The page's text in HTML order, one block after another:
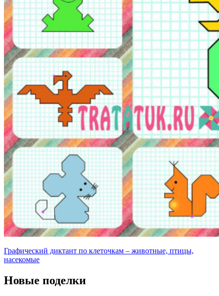
Графический диктант по клеточкам – животные, птицы,
насекомые
Новые поделки